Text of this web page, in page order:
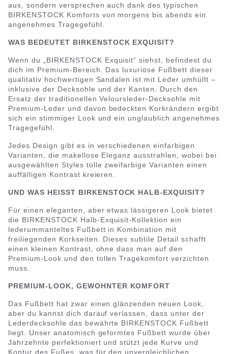
aus, sondern versprechen auch dank des typischen
BIRKENSTOCK Komforts von morgens bis abends ein
angenehmes Tragegefühl.
WAS BEDEUTET BIRKENSTOCK EXQUISIT?
Wenn du „BIRKENSTOCK Exquisit“ siehst, befindest du
dich im Premium-Bereich. Das luxuriöse Fußbett dieser
qualitativ hochwertigen Sandalen ist mit Leder umhüllt –
inklusive der Decksohle und der Kanten. Durch den
Ersatz der traditionellen Veloursleder-Decksohle mit
Premium-Leder und davon bedeckten Korkrändern ergibt
sich ein stimmiger Look und ein unglaublich angenehmes
Tragegefühl.
Jedes Design gibt es in verschiedenen einfarbigen
Varianten, die makellose Eleganz ausstrahlen, wobei bei
ausgewählten Styles tolle zweifarbige Varianten einen
auffälligen Kontrast kreieren.
UND WAS HEISST BIRKENSTOCK HALB-EXQUISIT?
Für einen eleganten, aber etwas lässigeren Look bietet
die BIRKENSTOCK Halb-Exquisit-Kollektion ein
lederummanteltes Fußbett in Kombination mit
freiliegenden Korkseiten. Dieses subtile Detail schafft
einen kleinen Kontrast, ohne dass man auf den
Premium-Look und den tollen Tragekomfort verzichten
muss.
PREMIUM-LOOK, GEWOHNTER KOMFORT
Das Fußbett hat zwar einen glänzenden neuen Look,
aber du kannst dich darauf verlassen, dass unter der
Lederdecksohle das bewährte BIRKENSTOCK Fußbett
liegt. Unser anatomisch geformtes Fußbett wurde über
Jahrzehnte perfektioniert und stützt jede Kurve und
Kontur des Fußes, was für den unvergleichlichen